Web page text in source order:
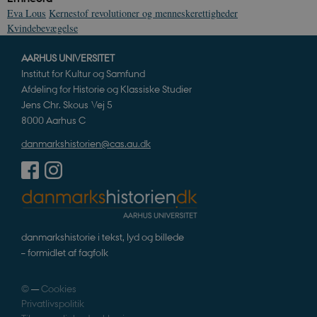
Eva Lous Kernestof revolutioner og menneskerettigheder
Kvindebevægelse
AARHUS UNIVERSITET
Institut for Kultur og Samfund
Afdeling for Historie og Klassiske Studier
Jens Chr. Skous Vej 5
8000 Aarhus C
danmarkshistorien@cas.au.dk
danmarkshistorie i tekst, lyd og billede
– formidlet af fagfolk
©—Cookies
Privatlivspolitik
XSRF-TOKEN